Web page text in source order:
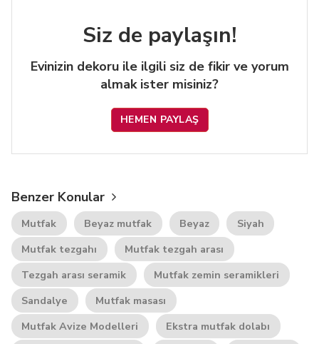
Siz de paylaşın!
Evinizin dekoru ile ilgili siz de fikir ve yorum
almak ister misiniz?
HEMEN PAYLAŞ
Benzer Konular
Mutfak Beyaz mutfak Beyaz
Siyah
Mutfak tezgahı
Mutfak tezgah arası
Tezgah arası seramik
Mutfak zemin seramikleri
Sandalye
Mutfak masası
Mutfak Avize Modelleri
Ekstra mutfak dolabı